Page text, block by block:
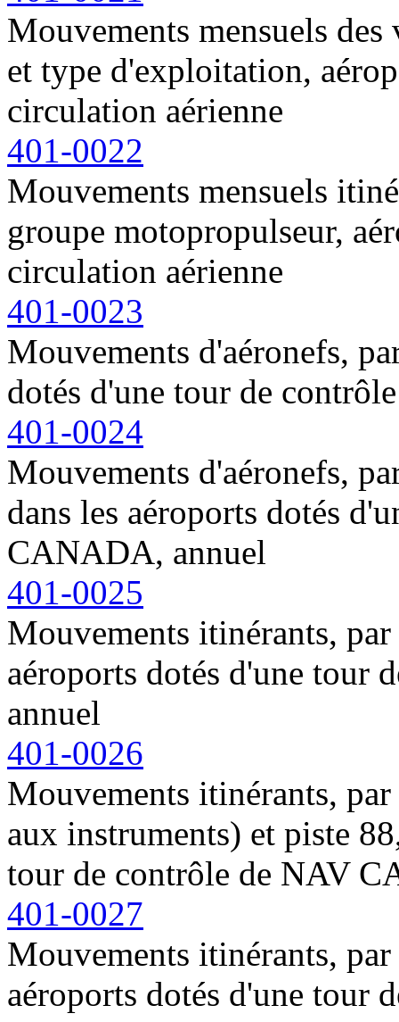
Mouvements mensuels
et type d'exploitation,
circulation aérienne
401-0022
Mouvements mensuels
groupe motopropulseur,
circulation aérienne
401-0023
Mouvements d'aéronefs,
dotés d'une tour de
401-0024
Mouvements d'aéronefs,
dans les aéroports dotés
CANADA, annuel
401-0025
Mouvements itinérants,
aéroports dotés d'une tour
annuel
401-0026
Mouvements itinérants,
aux instruments) et piste
tour de contrôle de NAV
401-0027
Mouvements itinérants,
aéroports dotés d'une tour